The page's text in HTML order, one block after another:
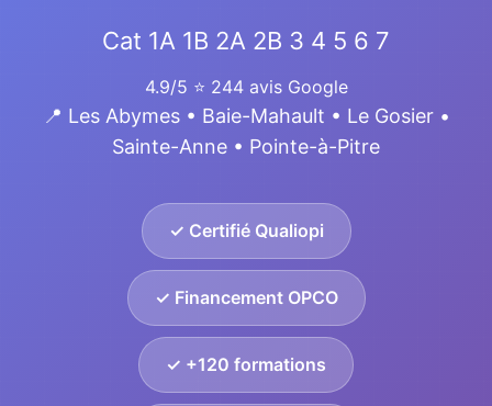
Cat 1A 1B 2A 2B 3 4 5 6 7
4.9/5 ⭐ 244 avis Google
📍 Les Abymes • Baie-Mahault • Le Gosier •
Sainte-Anne • Pointe-à-Pitre
✓ Certifié Qualiopi
✓ Financement OPCO
✓ +120 formations